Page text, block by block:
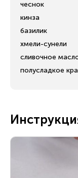
чеснок
кинза
базилик
хмели-сунели
сливочное
полусладкое